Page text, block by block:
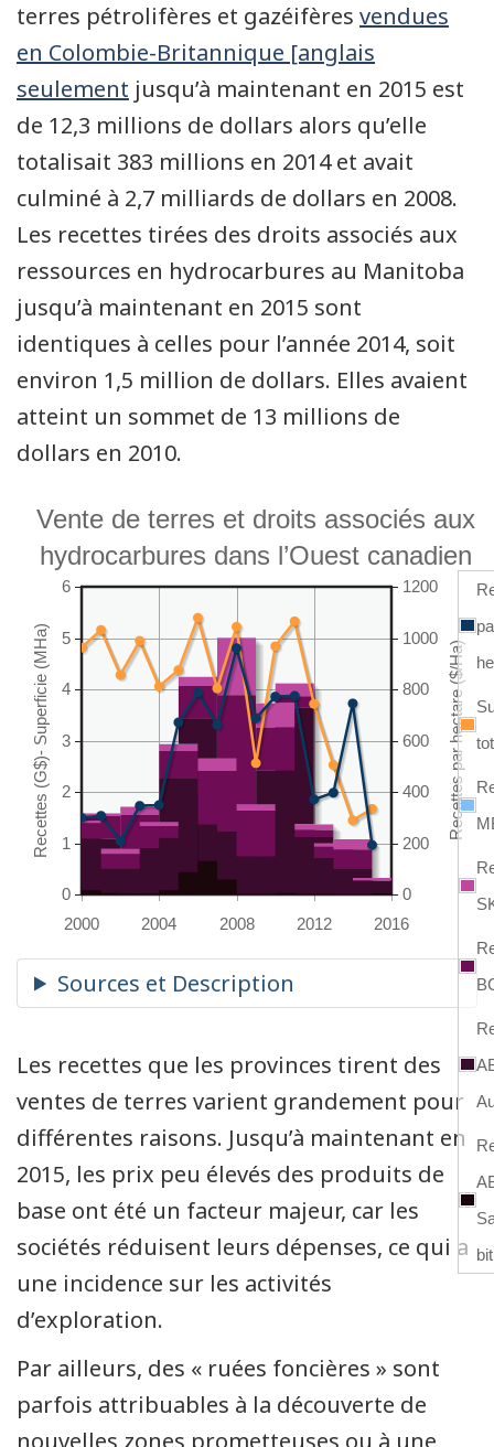
terres pétrolifères et gazéifères vendues
en Colombie-Britannique [anglais
seulement jusqu’à maintenant en 2015 est
de 12,3 millions de dollars alors qu’elle
totalisait 383 millions en 2014 et avait
culminé à 2,7 milliards de dollars en 2008.
Les recettes tirées des droits associés aux
ressources en hydrocarbures au Manitoba
jusqu’à maintenant en 2015 sont
identiques à celles pour l’année 2014, soit
environ 1,5 million de dollars. Elles avaient
atteint un sommet de 13 millions de
dollars en 2010.
Vente de terres et droits associés aux
hydrocarbures dans l’Ouest canadien
2000 2004 2008 2012 2016
0
1
2
3
4
5
6
0
200
400
600
800
1000
1200
Les recettes que les provinces tirent des
ventes de terres varient grandement pour
différentes raisons. Jusqu’à maintenant en
2015, les prix peu élevés des produits de
base ont été un facteur majeur, car les
sociétés réduisent leurs dépenses, ce qui a
une incidence sur les activités
d’exploration.
Par ailleurs, des « ruées foncières » sont
parfois attribuables à la découverte de
nouvelles zones prometteuses ou à une